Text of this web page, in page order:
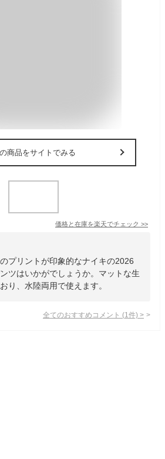
商品をサイトでみる
価格と在庫を楽天でチェック >>
プリントが印象的なナイキの2026
ツはいかがでしょうか。マットな生
り、水陸両用で使えます。
全てのおすすめコメント (1 件) >